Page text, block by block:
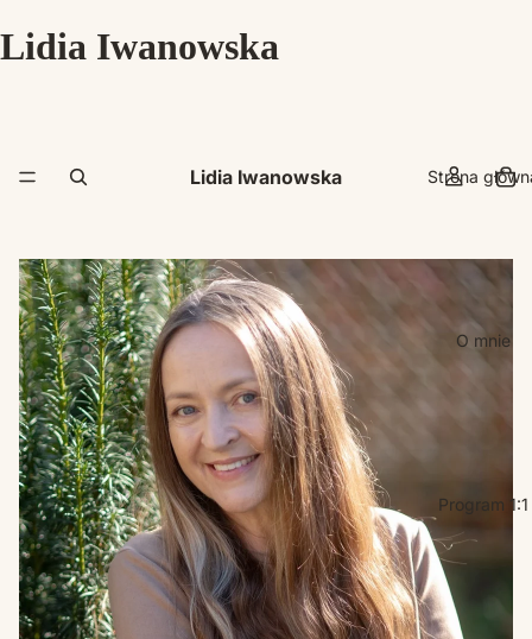
Lidia Iwanowska
Lidia Iwanowska Strona
O mnie
Program 1:1